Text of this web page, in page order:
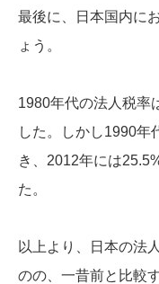
最後に、日本国内に
ょう。
1980年代の法人税率
した。しかし1990年
き、2012年には
た。
以上より、日本の法
のの、一昔前と比較